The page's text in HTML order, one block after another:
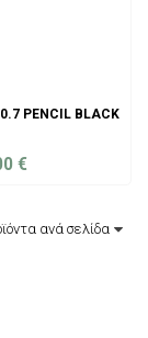
PENCIL BLACK
€